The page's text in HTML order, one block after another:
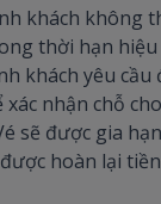
khách không
thời hạn hiệu
khách yêu cầu
nhận chỗ
sẽ được gia
hoàn lại